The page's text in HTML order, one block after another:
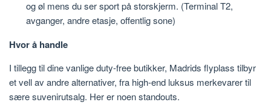
og øl mens du ser sport på storskjerm. (Terminal T2,
avganger, andre etasje, offentlig sone)
Hvor å handle
I tillegg til dine vanlige duty-free butikker, Madrids flyplass tilbyr
et vell av andre alternativer, fra high-end luksus merkevarer til
sære suvenirutsalg. Her er noen standouts.